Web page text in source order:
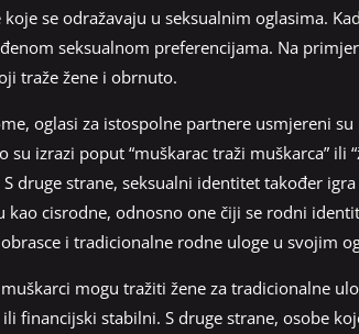
koje se odražavaju u seksualnim oglasima.
seksualnom preferencijama. Na
traže žene i obrnuto.
oglasi za istospolne partnere usmjereni
su izrazi poput “muškarac traži muškarca”
druge strane, seksualni identitet također
kao cisrodne, odnosno one čiji se rodni
i tradicionalne rodne uloge u svojim
mogu tražiti žene za tradicionalne
financijski stabilni. S druge strane, osobe